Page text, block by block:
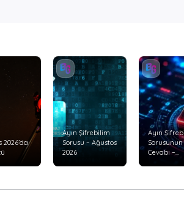
2026’da
Ayın Şifrebilim
Sorusu – Ağustos
2026
Ayın
Sorusunun
Cevabı –